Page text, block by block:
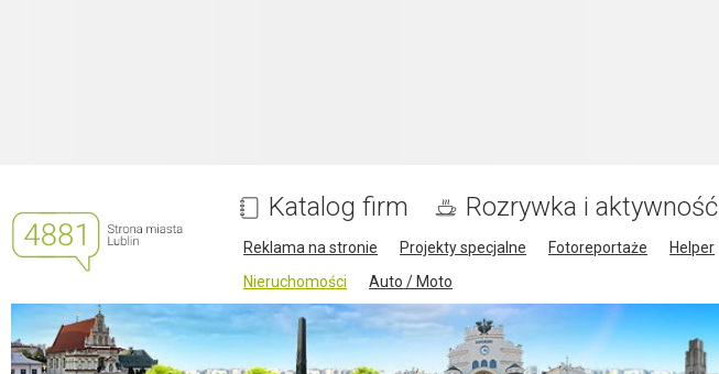
Katalog firm Rozrywka i aktywność
Reklama na stronie Projekty specjalne Fotoreportaże Helper
Nieruchomości
Auto / Moto